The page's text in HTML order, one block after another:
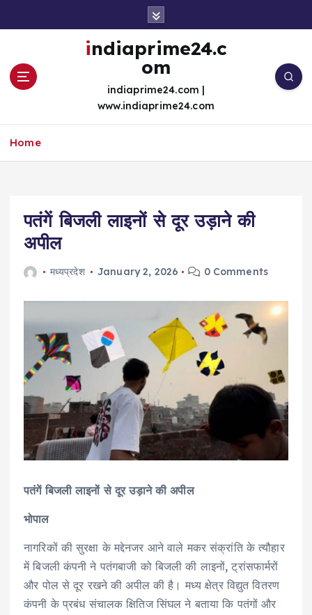
indiaprime24.c
om
indiaprime24.com |
www.indiaprime24.com
Home
पतंगें बिजली लाइनों से दूर उड़ाने की
अपील
मध्यप्रदेश January 2, 2026 0 Comments
पतंगें बिजली लाइनों से दूर उड़ाने की अपील
भोपाल
नागरिकों की सुरक्षा के मद्देनजर आने वाले मकर संक्रांति के त्यौहार
में बिजली कंपनी ने पतंगबाजी को बिजली की लाइनों, ट्रांसफार्मरों
और पोल से दूर रखने की अपील की है। मध्य क्षेत्र विद्युत वितरण
कंपनी के प्रबंध संचालक क्षितिज सिंघल ने बताया कि पतंगों और